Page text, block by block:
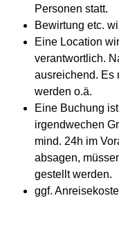
Personen statt.
Bewirtung etc.
Eine Location
verantwortlich.
ausreichend. Es
werden o.ä.
Eine Buchung
irgendwechen
mind. 24h im
absagen,
gestellt werden.
ggf.